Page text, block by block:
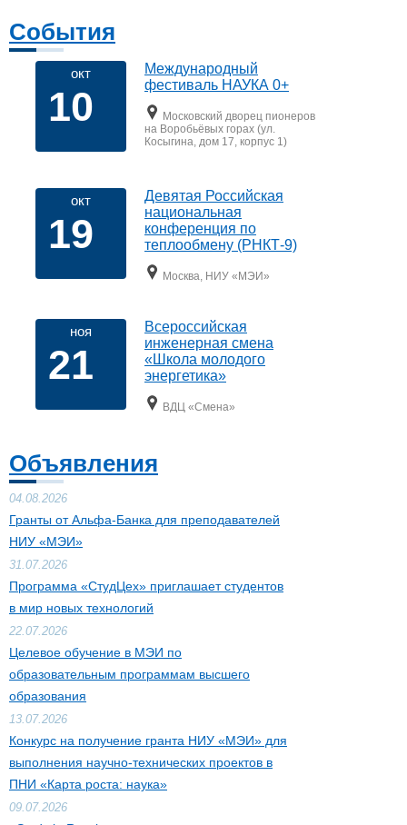
События
окт
10
Международный
фестиваль НАУКА 0+
Московский дворец пионеров
на Воробьёвых горах (ул.
Косыгина, дом 17, корпус 1)
окт
19
Девятая Российская
национальная
конференция по
теплообмену (РНКТ-9)
Москва, НИУ «МЭИ»
ноя
21
Всероссийская
инженерная смена
«Школа молодого
энергетика»
ВДЦ «Смена»
Объявления
04.08.2026
Гранты от Альфа-Банка для преподавателей
НИУ «МЭИ»
31.07.2026
Программа «СтудЦех» приглашает студентов
в мир новых технологий
22.07.2026
Целевое обучение в МЭИ по
образовательным программам высшего
образования
13.07.2026
Конкурс на получение гранта НИУ «МЭИ» для
выполнения научно-технических проектов в
ПНИ «Карта роста: наука»
09.07.2026